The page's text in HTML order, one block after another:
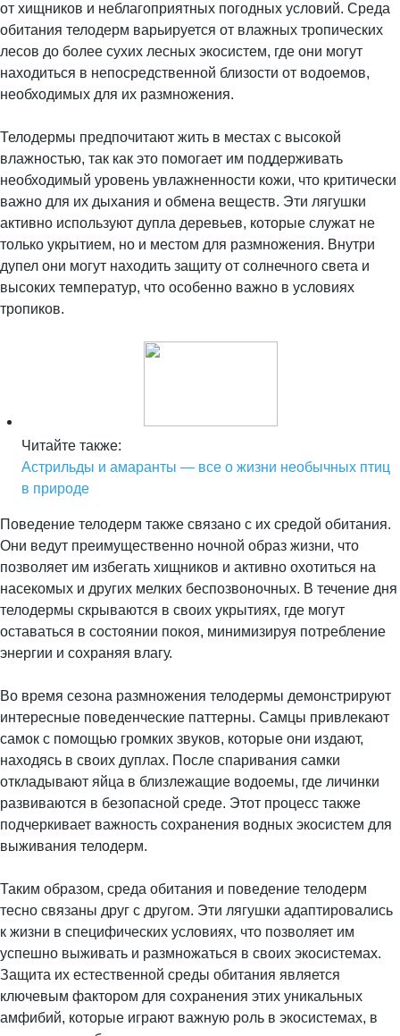
от хищников и неблагоприятных погодных условий. Среда
обитания телодерм варьируется от влажных тропических
лесов до более сухих лесных экосистем, где они могут
находиться в непосредственной близости от водоемов,
необходимых для их размножения.
Телодермы предпочитают жить в местах с высокой
влажностью, так как это помогает им поддерживать
необходимый уровень увлажненности кожи, что критически
важно для их дыхания и обмена веществ. Эти лягушки
активно используют дупла деревьев, которые служат не
только укрытием, но и местом для размножения. Внутри
дупел они могут находить защиту от солнечного света и
высоких температур, что особенно важно в условиях
тропиков.
Читайте также:
Астрильды и амаранты — все о жизни необычных птиц
в природе
Поведение телодерм также связано с их средой обитания.
Они ведут преимущественно ночной образ жизни, что
позволяет им избегать хищников и активно охотиться на
насекомых и других мелких беспозвоночных. В течение дня
телодермы скрываются в своих укрытиях, где могут
оставаться в состоянии покоя, минимизируя потребление
энергии и сохраняя влагу.
Во время сезона размножения телодермы демонстрируют
интересные поведенческие паттерны. Самцы привлекают
самок с помощью громких звуков, которые они издают,
находясь в своих дуплах. После спаривания самки
откладывают яйца в близлежащие водоемы, где личинки
развиваются в безопасной среде. Этот процесс также
подчеркивает важность сохранения водных экосистем для
выживания телодерм.
Таким образом, среда обитания и поведение телодерм
тесно связаны друг с другом. Эти лягушки адаптировались
к жизни в специфических условиях, что позволяет им
успешно выживать и размножаться в своих экосистемах.
Защита их естественной среды обитания является
ключевым фактором для сохранения этих уникальных
амфибий, которые играют важную роль в экосистемах, в